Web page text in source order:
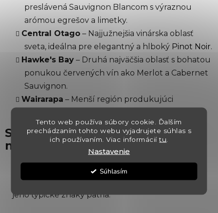
Tento web používa súbory cookie. Ďalším
prechádzaním tohto webu vyjadrujete súhlas s
ich používaním. Viac informáciítu
Nastavenie
Súhlasím
preslávená Sauvignon Blancom s výraznou
arómou egrešov a limetky.
Central Otago – Najjužnejšia vinárska oblasť
sveta, ideálna pre elegantný a hlboký Pinot Noir.
Hawke's Bay – Druhá najväčšia oblasť s bohatou
ponukou červených vín ako Merlot a Cabernet
Sauvignon.
Wairarapa – Menší región produkujúci
Sauvignon Blanc: Ikona
novozélandského vinárstva
z oblasti Marlborough je
považovaný za jeden z najlepších na svete. Medzi
jeho typické znaky patria: